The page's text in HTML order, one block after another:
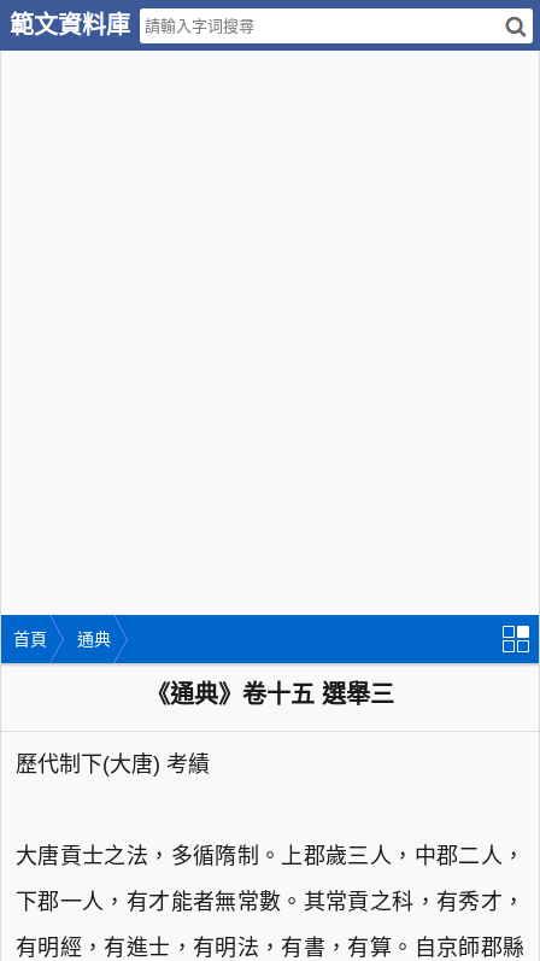
範文資料庫
首頁 通典
《通典》卷十五 選舉三
歷代制下(大唐) 考績
大唐貢士之法，多循隋制。上郡歲三人，中郡二人，
下郡一人，有才能者無常數。其常貢之科，有秀才，
有明經，有進士，有明法，有書，有算。自京師郡縣